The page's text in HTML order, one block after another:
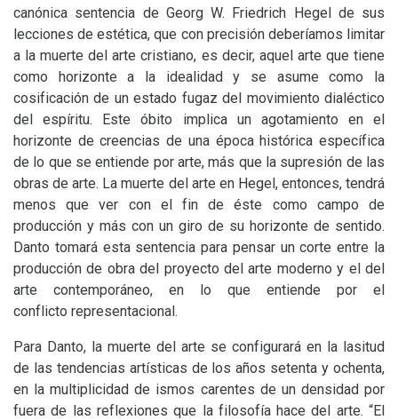
canónica sentencia de Georg W. Friedrich Hegel de sus
lecciones de estética, que con precisión deberíamos limitar
a la muerte del arte cristiano, es decir, aquel arte que tiene
como horizonte a la idealidad y se asume como la
cosificación de un estado fugaz del movimiento dialéctico
del espíritu. Este óbito implica un agotamiento en el
horizonte de creencias de una época histórica específica
de lo que se entiende por arte, más que la supresión de las
obras de arte. La muerte del arte en Hegel, entonces, tendrá
menos que ver con el fin de éste como campo de
producción y más con un giro de su horizonte de sentido.
Danto tomará esta sentencia para pensar un corte entre la
producción de obra del proyecto del arte moderno y el del
arte contemporáneo, en lo que entiende por el
conflicto representacional.
Para Danto, la muerte del arte se configurará en la lasitud
de las tendencias artísticas de los años setenta y ochenta,
en la multiplicidad de ismos carentes de un densidad por
fuera de las reflexiones que la filosofía hace del arte. “El